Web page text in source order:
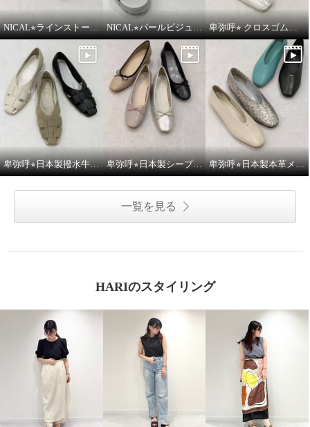
卑弥呼 驚きのフィット感 シープ
ストレッチレザー すっと履ける
パンプス
ブラック ２４．５ｃｍ
卑弥呼 驚きのフィット感 シープ
ストレッチレザー すっと履ける
パンプス
アイボリー ２４．５ｃｍ
¥0
NICAL⭐︎ラインストーンナローストラップミュールをご紹介いたします。 NICAL⭐︎パールビジュー×キルティングボリュームサンダルをご紹介いたします。 卑弥呼⭐︎ クロスゴムフラットパンプスをご紹介いたします。
卑弥呼⭐︎日本製撥水牛革グルカパンプスをご紹介いたします。 卑弥呼⭐︎日本製シープレザー4cmヒールバレエパンプスをご紹介いたします。 卑弥呼⭐︎日本製本革メタルポイントフラットパンプスをご紹介いたします。
一覧を見る
HARIのスタイリング